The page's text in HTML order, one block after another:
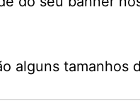
alguns tamanhos